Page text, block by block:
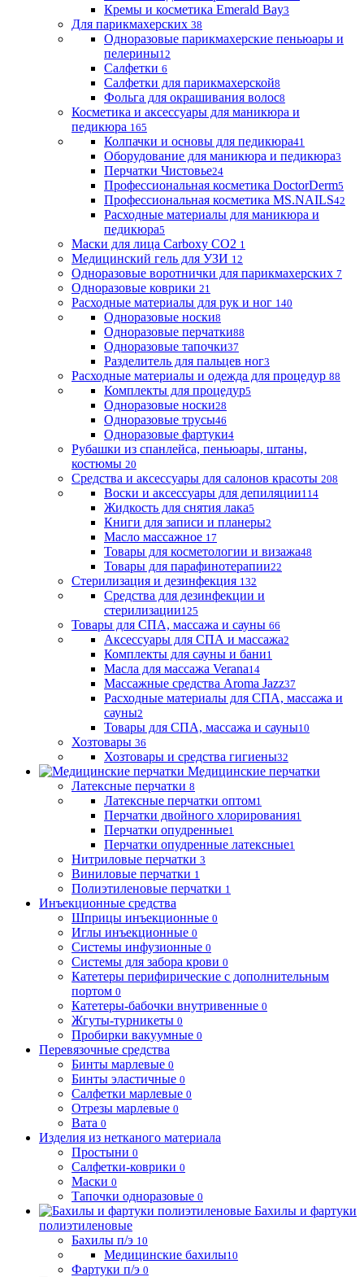
Кремы и косметика Emerald Bay3
Для парикмахерских 38
Одноразовые парикмахерские пеньюары и
пелерины12
Салфетки 6
Салфетки для парикмахерской8
Фольга для окрашивания волос8
Косметика и аксессуары для маникюра и
педикюра 165
Колпачки и основы для педикюра41
Оборудование для маникюра и педикюра3
Перчатки Чистовье24
Профессиональная косметика DoctorDerm5
Профессиональная косметика MS.NAILS42
Расходные материалы для маникюра и
педикюра5
Маски для лица Carboxy CO2 1
Медицинский гель для УЗИ 12
Одноразовые воротнички для парикмахерских 7
Одноразовые коврики 21
Расходные материалы для рук и ног 140
Одноразовые носки8
Одноразовые перчатки88
Одноразовые тапочки37
Разделитель для пальцев ног3
Расходные материалы и одежда для процедур 88
Комплекты для процедур5
Одноразовые носки28
Одноразовые трусы46
Одноразовые фартуки4
Рубашки из спанлейса, пеньюары, штаны,
костюмы 20
Средства и аксессуары для салонов красоты 208
Воски и аксессуары для депиляции114
Жидкость для снятия лака5
Книги для записи и планеры2
Масло массажное 17
Товары для косметологии и визажа48
Товары для парафинотерапии22
Стерилизация и дезинфекция 132
Средства для дезинфекции и
стерилизации125
Товары для СПА, массажа и сауны 66
Аксессуары для СПА и массажа2
Комплекты для сауны и бани1
Масла для массажа Verana14
Массажные средства Aroma Jazz37
Расходные материалы для СПА, массажа и
сауны2
Товары для СПА, массажа и сауны10
Хозтовары 36
Хозтовары и средства гигиены32
Медицинские перчатки
Латексные перчатки 8
Латексные перчатки оптом1
Перчатки двойного хлорирования1
Перчатки опудренные1
Перчатки опудренные латексные1
Нитриловые перчатки 3
Виниловые перчатки 1
Полиэтиленовые перчатки 1
Инъекционные средства
Шприцы инъекционные 0
Иглы инъекционные 0
Системы инфузионные 0
Системы для забора крови 0
Катетеры перифирические с дополнительным
портом 0
Катетеры-бабочки внутривенные 0
Жгуты-турникеты 0
Пробирки вакуумные 0
Перевязочные средства
Бинты марлевые 0
Бинты эластичные 0
Салфетки марлевые 0
Отрезы марлевые 0
Вата 0
Изделия из нетканого материала
Простыни 0
Салфетки-коврики 0
Маски 0
Тапочки одноразовые 0
Бахилы и фартуки
полиэтиленовые
Бахилы п/э 10
Медицинские бахилы10
Фартуки п/э 0